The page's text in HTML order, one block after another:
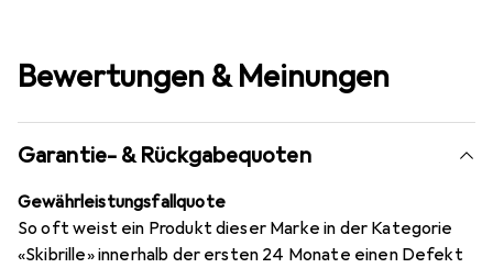
Bewertungen & Meinungen
Garantie- & Rückgabequoten
Gewährleistungsfallquote
So oft weist ein Produkt dieser Marke in der Kategorie
«Skibrille» innerhalb der ersten 24 Monate einen Defekt